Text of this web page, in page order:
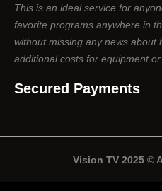
This is an ideal service for
favorite programs anywhere in
without missing any news about
additional costs for equipment
Secured Payments
Vision TV 2025 ©